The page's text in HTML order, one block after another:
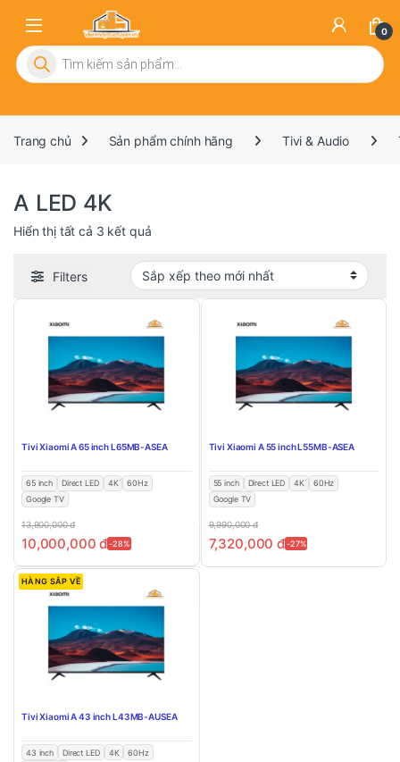
0
Tìm kiếm sản phẩm
Trang chủ Sản phẩm chính hãng Tivi & Audio
A LED 4K
Hiển thị tất cả 3 kết quảĐã sắp xếp theo mới nhất
Filters
Tivi Xiaomi A 65 inch L65MB-ASEA
65 inch Direct LED 4K
60Hz
Google TV
13,900,000đ
10,000,000đ-28%
Tivi Xiaomi A 55 inch L55MB-ASEA
55 inch Direct LED 4K
60Hz
Google TV
9,990,000đ
7,320,000đ-27%
HÀNG SẮP VỀ
Tivi Xiaomi A 43 inch L43MB-AUSEA
43 inch Direct LED 4K
60Hz